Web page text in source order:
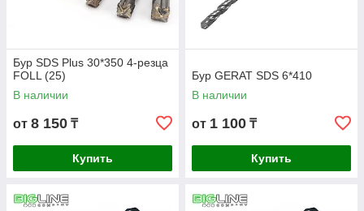
Бур SDS Plus 30*350 4-резца
FOLL (25)
В наличии
от 8 150 ₸
Купить
Бур GERAT SDS 6*410
В наличии
от 1 100 ₸
Купить